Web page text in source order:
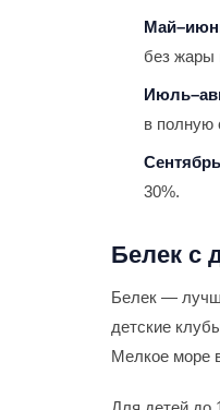
без жары
в полную
30%.
Белек с
Белек —
детские
Мелкое море